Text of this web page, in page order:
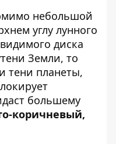
небольшой
углу лунного
диска
Земли, то
тени планеты,
большему
коричневый,